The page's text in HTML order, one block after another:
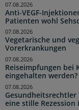
Anti-VEGF-
Patienten wohl
07.08.2026
Vegetarische und
Vorerkrankungen
07.08.2026
Reiseimpfungen bei
eingehalten werden?
07.08.2026
Gesundheitsrechtler
eine stille
07.08.2026